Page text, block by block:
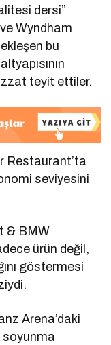
dersi”
Wyndham
bu
teyit ettiler.
Restaurant’ta
seviyesini
& BMW
ürün değil,
göstermesi
Arena’daki
soyunma